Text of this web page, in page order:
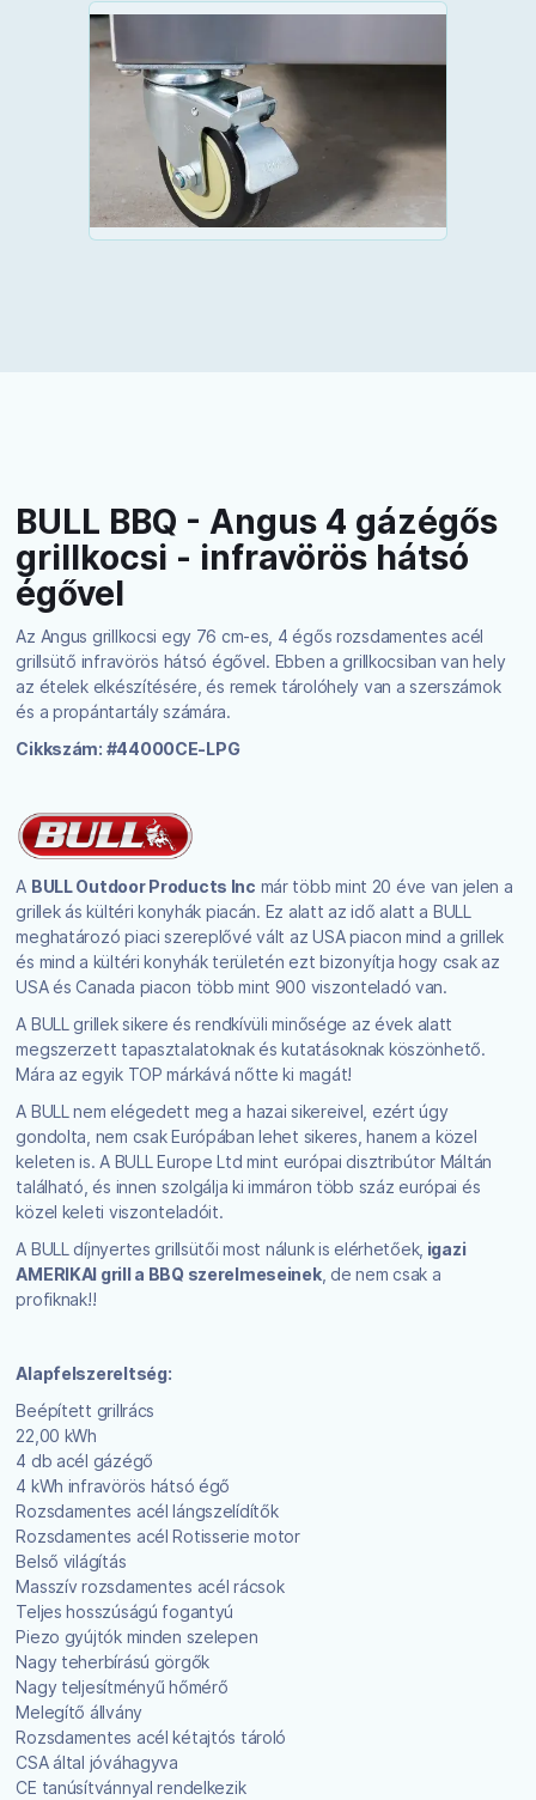
BULL BBQ - Angus 4 gázégős
grillkocsi - infravörös hátsó
égővel
Az Angus grillkocsi egy 76 cm-es, 4 égős rozsdamentes acél
grillsütő infravörös hátsó égővel. Ebben a grillkocsiban van hely
az ételek elkészítésére, és remek tárolóhely van a szerszámok
és a propántartály számára.
Cikkszám: #44000CE-LPG
A BULL Outdoor Products Inc már több mint 20 éve van jelen a
grillek ás kültéri konyhák piacán. Ez alatt az idő alatt a BULL
meghatározó piaci szereplővé vált az USA piacon mind a grillek
és mind a kültéri konyhák területén ezt bizonyítja hogy csak az
USA és Canada piacon több mint 900 viszonteladó van.
A BULL grillek sikere és rendkívüli minősége az évek alatt
megszerzett tapasztalatoknak és kutatásoknak köszönhető.
Mára az egyik TOP márkává nőtte ki magát!
A BULL nem elégedett meg a hazai sikereivel, ezért úgy
gondolta, nem csak Európában lehet sikeres, hanem a közel
keleten is. A BULL Europe Ltd mint európai disztribútor Máltán
található, és innen szolgálja ki immáron több száz európai és
közel keleti viszonteladóit.
A BULL díjnyertes grillsütői most nálunk is elérhetőek, igazi
AMERIKAI grill a BBQ szerelmeseinek, de nem csak a
profiknak!!
Alapfelszereltség:
Beépített grillrács
22,00 kWh
4 db acél gázégő
4 kWh infravörös hátsó égő
Rozsdamentes acél lángszelídítők
Rozsdamentes acél Rotisserie motor
Belső világítás
Masszív rozsdamentes acél rácsok
Teljes hosszúságú fogantyú
Piezo gyújtók minden szelepen
Nagy teherbírású görgők
Nagy teljesítményű hőmérő
Melegítő állvány
Rozsdamentes acél kétajtós tároló
CSA által jóváhagyva
CE tanúsítvánnyal rendelkezik